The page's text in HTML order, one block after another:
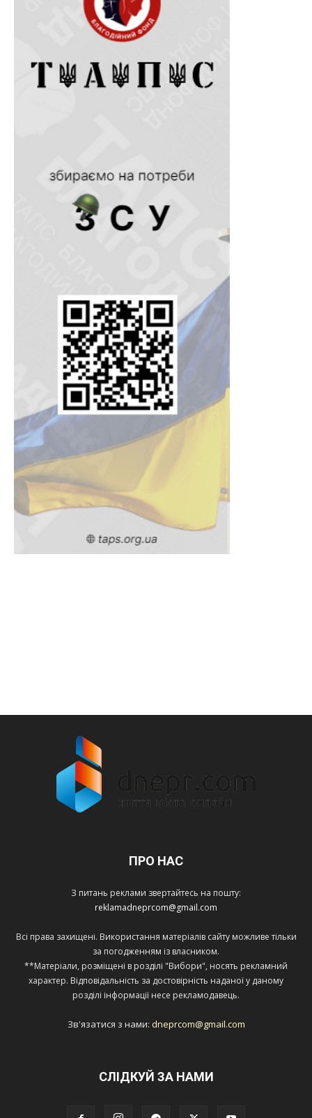
ПРО НАС
З питань реклами звертайтесь на пошту:
reklamadneprcom@gmail.com
Всі права захищені. Використання матеріалів сайту можливе тільки
за погодженням із власником.
**Матеріали, розміщені в розділі "Вибори", носять рекламний
характер. Відповідальність за достовірність наданої у даному
розділі інформації несе рекламодавець.
Зв'язатися з нами: dneprcom@gmail.com
СЛІДКУЙ ЗА НАМИ